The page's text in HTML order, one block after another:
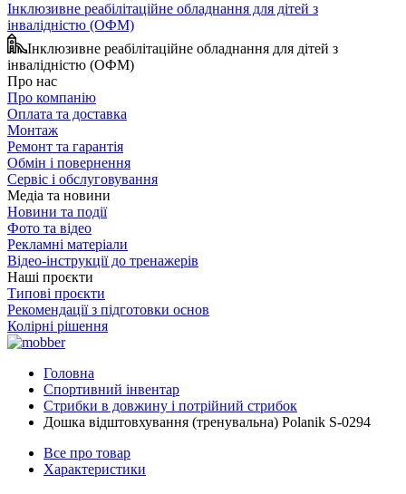
Інклюзивне реабілітаційне обладнання для дітей з
інвалідністю (ОФМ)
Інклюзивне реабілітаційне обладнання для дітей з
інвалідністю (ОФМ)
Про нас
Про компанію
Оплата та доставка
Монтаж
Ремонт та гарантія
Обмін і повернення
Сервіс і обслуговування
Медіа та новини
Новини та події
Фото та відео
Рекламні матеріали
Відео-інструкції до тренажерів
Наші проєкти
Типові проєкти
Рекомендації з підготовки основ
Колірні рішення
Головна
Спортивний інвентар
Стрибки в довжину і потрійний стрибок
Дошка відштовхування (тренувальна) Polanik S-0294
Все про товар
Характеристики